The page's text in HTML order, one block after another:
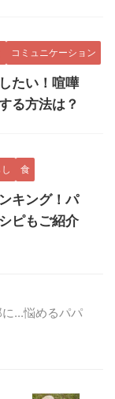
コミュニケーション
たい！喧嘩
る方法は？
食
キング！パ
ピもご紹介
...悩めるパパ